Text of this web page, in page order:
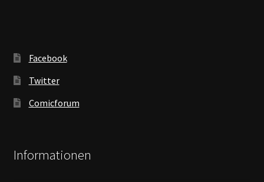
Facebook
Twitter
Comicforum
Informationen